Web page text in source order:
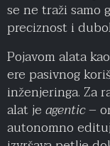
se ne traži samo
preciznost i
Pojavom alata
ere pasivnog
inženjeringa. Za
alat jeagentic–
autonomno